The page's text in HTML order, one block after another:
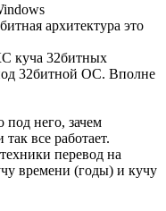
архитектура это
куча 32битных
32битной ОС. Вполне
под него, зачем
все работает.
перевод на
времени (годы) и кучу